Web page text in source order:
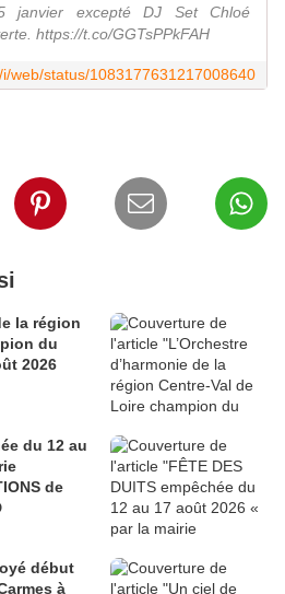
janvier excepté DJ Set Chloé
https://t.co/GGTsPPkFAH
web/status/1083177631217008640
la région
du
2026
du 12 au
début
à